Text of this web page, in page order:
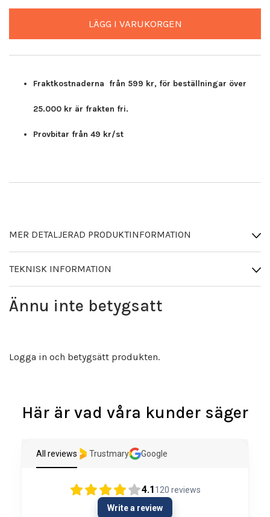
LÄGG I VARUKORGEN
Fraktkostnaderna från 599 kr, för beställningar över
25.000 kr är frakten fri.
Provbitar från 49 kr/st
MER DETALJERAD PRODUKTINFORMATION
TEKNISK INFORMATION
Ännu inte betygsatt
Logga in och betygsätt produkten.
Här är vad våra kunder säger
All reviews Trustmary Google
4.1120 reviews
Write a review